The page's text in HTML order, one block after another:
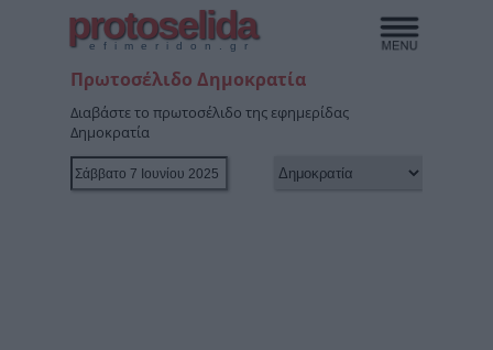
protoselida
efimeridon.gr
Πρωτοσέλιδο Δημοκρατία
Διαβάστε το πρωτοσέλιδο της εφημερίδας
Δημοκρατία